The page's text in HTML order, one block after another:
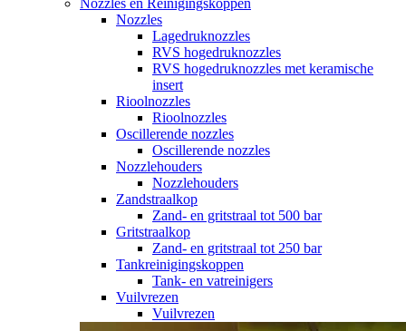
Nozzles
Lagedruknozzles
RVS hogedruknozzles
RVS hogedruknozzles met keramische
insert
Rioolnozzles
Rioolnozzles
Oscillerende nozzles
Oscillerende nozzles
Nozzlehouders
Nozzlehouders
Zandstraalkop
Zand- en gritstraal tot 500 bar
Gritstraalkop
Zand- en gritstraal tot 250 bar
Tankreinigingskoppen
Tank- en vatreinigers
Vuilvrezen
Vuilvrezen